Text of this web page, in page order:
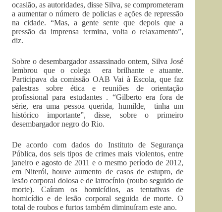
ocasião, as autoridades, disse Silva, se comprometeram
a aumentar o número de policias e ações de repressão
na cidade. “Mas, a gente sente que depois que a
pressão da imprensa termina, volta o relaxamento”,
diz.
Sobre o desembargador assassinado ontem, Silva José
lembrou que o colega era brilhante e atuante.
Participava da comissão OAB Vai à Escola, que faz
palestras sobre ética e reuniões de orientação
profissional para estudantes . “Gilberto era fora de
série, era uma pessoa querida, humilde, tinha um
histórico importante”, disse, sobre o primeiro
desembargador negro do Rio.
De acordo com dados do Instituto de Segurança
Pública, dos seis tipos de crimes mais violentos, entre
janeiro e agosto de 2011 e o mesmo período de 2012,
em Niterói, houve aumento de casos de estupro, de
lesão corporal dolosa e de latrocínio (roubo seguido de
morte). Caíram os homicídios, as tentativas de
homicídio e de lesão corporal seguida de morte. O
total de roubos e furtos também diminuíram este ano.